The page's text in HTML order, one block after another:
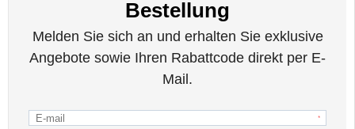
- Schlafzimmer-Ambiente: Das anpassbare RGB-Display und die
Nachtlichtfunktion verbessern die Atmosphäre in Ihrem Schlafzimmer.
bequem vom Bett aus aufzuladen.
Warum diesen Wecker wählen?
Der Super Loud Alarm Clock kombiniert Funktionalität mit Stil und bietet eine
leistungsstarke Wecklösung sowie anpassbare Funktionen, die Ihren
persönlichen Vorlieben entsprechen. Sein großes Display und die zusätzlichen
Inhalt des Pakets:
- 1 x Wecker